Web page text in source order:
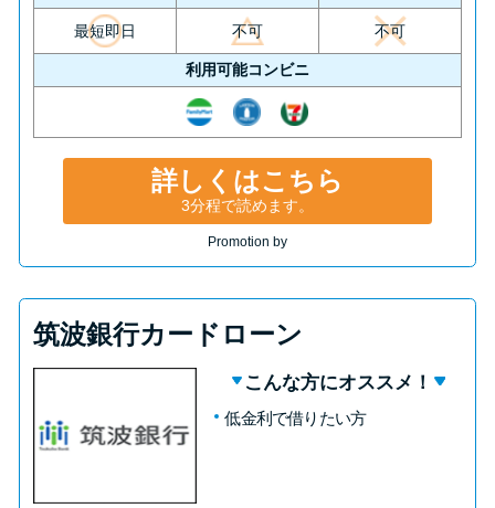
最短即日 不可 不可
利用可能コンビニ
詳しくはこちら
3分程で読めます。
Promotion by
筑波銀行カードローン
こんな方にオススメ！
低金利で借りたい方